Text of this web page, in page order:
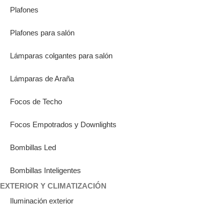
Plafones
Plafones para salón
Lámparas colgantes para salón
Lámparas de Araña
Focos de Techo
Focos Empotrados y Downlights
Bombillas Led
Bombillas Inteligentes
EXTERIOR Y CLIMATIZACIÓN
Iluminación exterior